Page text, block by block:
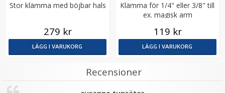
Jupio batteri (4st) AA 2700mAh laddbart
★★★★ ★
Stor klämma med böjbar hals
279 kr
LÄGG I VARUKORG
Klämma för 1/4" eller 3/8" till
ex. magisk arm
119 kr
LÄGG I VARUKORG
Recensioner